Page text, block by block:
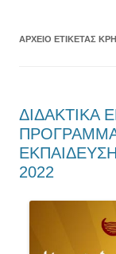
ΑΡΧΕΊΟ ΕΤΙΚΈΤΑΣ
ΔΙΔΑΚΤΙΚΑ
2022